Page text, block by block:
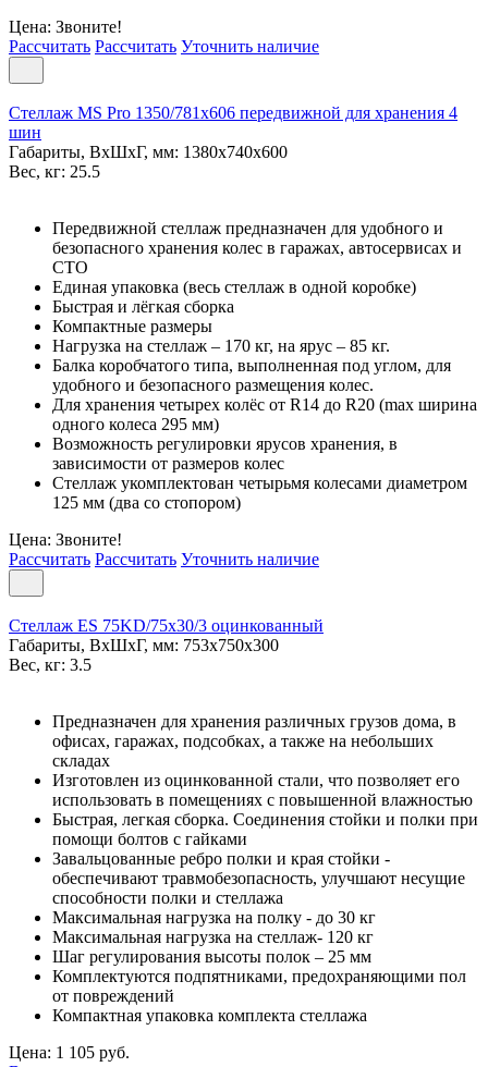
Цена: Звоните!
Рассчитать Рассчитать Уточнить наличие
Стеллаж MS Pro 1350/781x606 передвижной для хранения 4
шин
Габариты, ВxШxГ, мм: 1380x740x600
Вес, кг: 25.5
Передвижной стеллаж предназначен для удобного и
безопасного хранения колес в гаражах, автосервисах и
СТО
Единая упаковка (весь стеллаж в одной коробке)
Быстрая и лёгкая сборка
Компактные размеры
Нагрузка на стеллаж – 170 кг, на ярус – 85 кг.
Балка коробчатого типа, выполненная под углом, для
удобного и безопасного размещения колес.
Для хранения четырех колёс от R14 до R20 (max ширина
одного колеса 295 мм)
Возможность регулировки ярусов хранения, в
зависимости от размеров колес
Стеллаж укомплектован четырьмя колесами диаметром
125 мм (два со стопором)
Цена: Звоните!
Рассчитать Рассчитать Уточнить наличие
Стеллаж ES 75KD/75x30/3 оцинкованный
Габариты, ВxШxГ, мм: 753x750x300
Вес, кг: 3.5
Предназначен для хранения различных грузов дома, в
офисах, гаражах, подсобках, а также на небольших
складах
Изготовлен из оцинкованной стали, что позволяет его
использовать в помещениях с повышенной влажностью
Быстрая, легкая сборка. Соединения стойки и полки при
помощи болтов с гайками
Завальцованные ребро полки и края стойки -
обеспечивают травмобезопасность, улучшают несущие
способности полки и стеллажа
Максимальная нагрузка на полку - до 30 кг
Максимальная нагрузка на стеллаж- 120 кг
Шаг регулирования высоты полок – 25 мм
Комплектуются подпятниками, предохраняющими пол
от повреждений
Компактная упаковка комплекта стеллажа
Цена: 1 105 руб.